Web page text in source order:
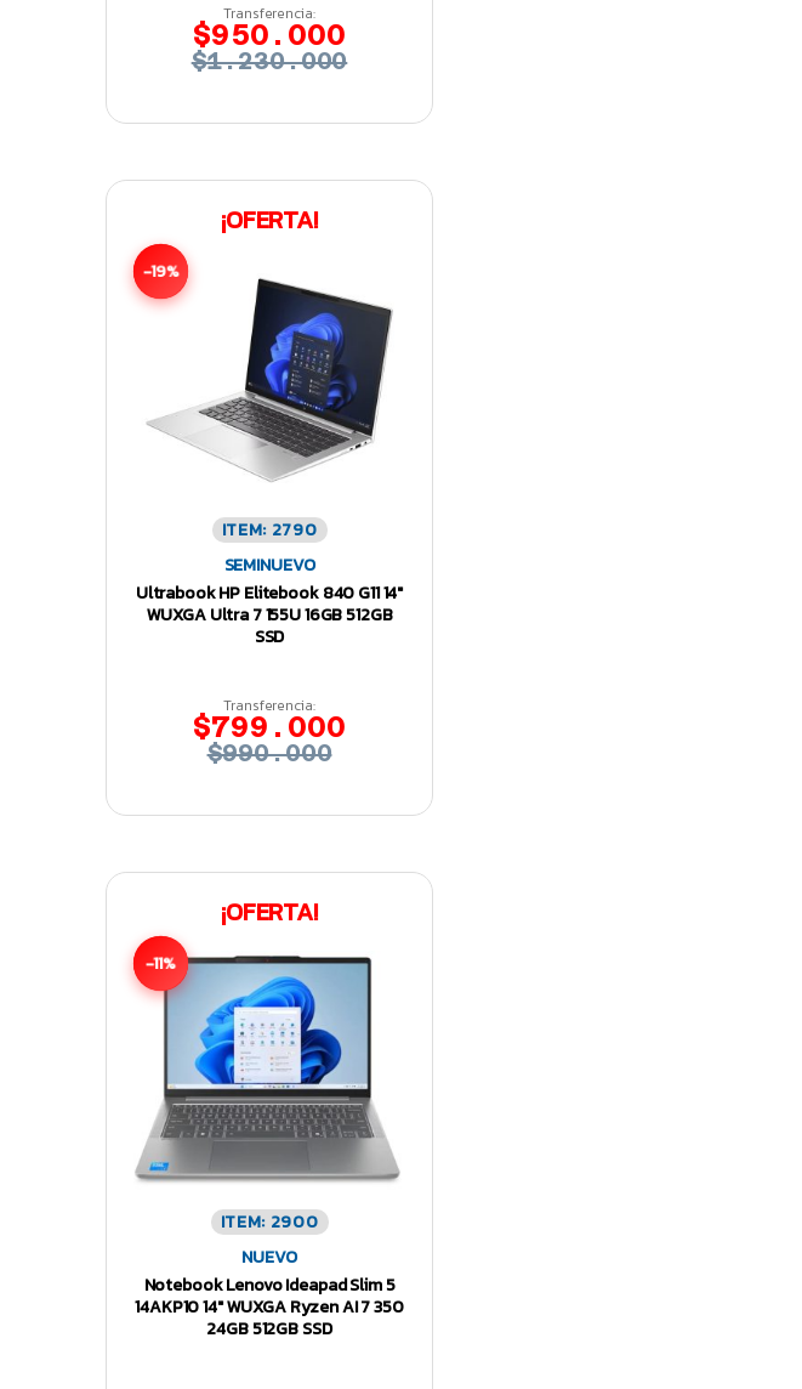
Transferencia:
$950.000
$1.230.000
¡OFERTA!
-19%
ITEM: 2790
SEMINUEVO
Ultrabook HP Elitebook 840 G11 14″
WUXGA Ultra 7 155U 16GB 512GB
SSD
Transferencia:
$799.000
$990.000
¡OFERTA!
-11%
ITEM: 2900
NUEVO
Notebook Lenovo Ideapad Slim 5
14AKP10 14″ WUXGA Ryzen AI 7 350
24GB 512GB SSD